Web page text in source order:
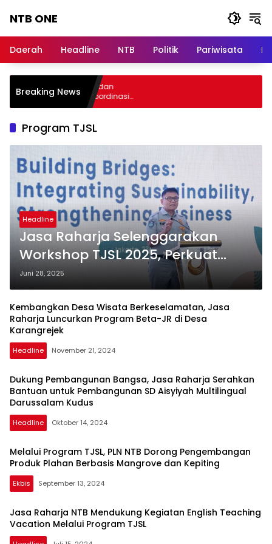
NTB ONE
dan
Lombok
Daerah Headline NTB Politik Pariwisata
Breaking News
Jasa Raharja dan
PANRB Perkuat Koordinasi
Kepatuhan PKB dan SWDKLLJ
Program TJSL
Headline
Jasa Raharja Selenggarakan
Workshop TJSL 2025, Perkuat
Transformasi Program Sosial
Berbasis Shared Value
Juni 28, 2025
Kembangkan Desa Wisata Berkeselamatan, Jasa
Raharja Luncurkan Program Beta-JR di Desa
Karangrejek
Headline November 21, 2024
Dukung Pembangunan Bangsa, Jasa Raharja Serahkan
Bantuan untuk Pembangunan SD Aisyiyah Multilingual
Darussalam Kudus
Headline Oktober 14, 2024
Melalui Program TJSL, PLN NTB Dorong Pengembangan
Produk Plahan Berbasis Mangrove dan Kepiting
Ekbis September 13, 2024
Jasa Raharja NTB Mendukung Kegiatan English Teaching
Vacation Melalui Program TJSL